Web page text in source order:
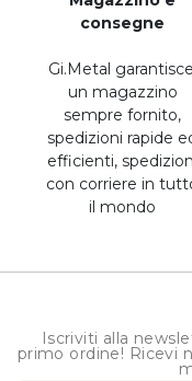
consegne
Gi.Metal
un magazzino
sempre fornito,
spedizioni rapide
efficienti,
con corriere in
il mondo
Iscriviti alla
primo ordine! Ricevi